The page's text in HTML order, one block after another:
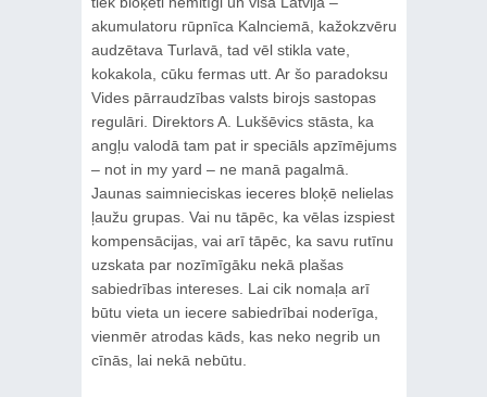
akumulatoru rūpnīca Kalnciemā, kažokzvēru
audzētava Turlavā, tad vēl stikla vate,
kokakola, cūku fermas utt. Ar šo paradoksu
Vides pārraudzības valsts birojs sastopas
regulāri. Direktors A. Lukšēvics stāsta, ka
angļu valodā tam pat ir speciāls apzīmējums
– not in my yard – ne manā pagalmā.
Jaunas saimnieciskas ieceres bloķē nelielas
ļaužu grupas. Vai nu tāpēc, ka vēlas izspiest
kompensācijas, vai arī tāpēc, ka savu rutīnu
uzskata par nozīmīgāku nekā plašas
sabiedrības intereses. Lai cik nomaļa arī
būtu vieta un iecere sabiedrībai noderīga,
vienmēr atrodas kāds, kas neko negrib un
cīnās, lai nekā nebūtu.